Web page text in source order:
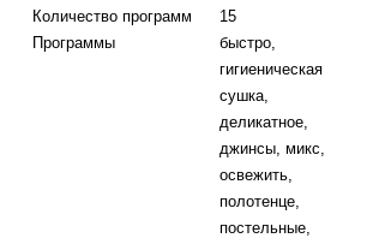
Количество программ
15
Программы
быстро,
гигиеническая
сушка,
деликатное,
джинсы, микс,
освежить,
полотенце,
постельные,